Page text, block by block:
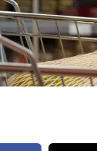
Denizli
Diyarbakır
Edirne